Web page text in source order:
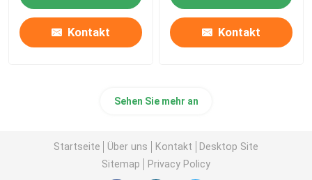
Kontakt Kontakt
Sehen Sie mehr an
Startseite Über uns Kontakt
Desktop Site
Sitemap
Privacy Policy